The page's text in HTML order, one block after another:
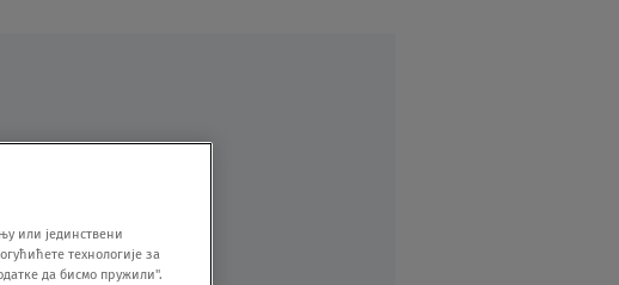
или јединствени
технологије за
да бисмо пружили".